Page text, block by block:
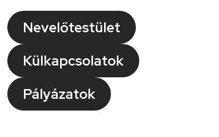
Nevelőtestület
Külkapcsolatok
Pályázatok